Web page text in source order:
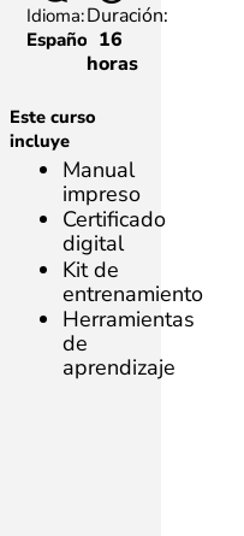
Idioma:
Español
Duración:
16
horas
Este curso
incluye
Manual
impreso
Certificado
digital
Kit de
entrenamiento
Herramientas
de
aprendizaje